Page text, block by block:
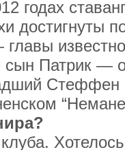
годах
достигнуты
сын Патрик —
Стеффен